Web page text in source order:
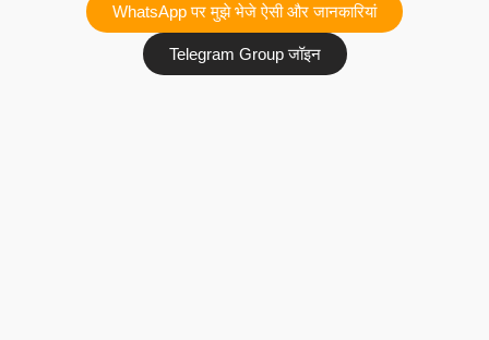
WhatsApp पर मुझे भेजे ऐसी और जानकारियां
Telegram Group जॉइन